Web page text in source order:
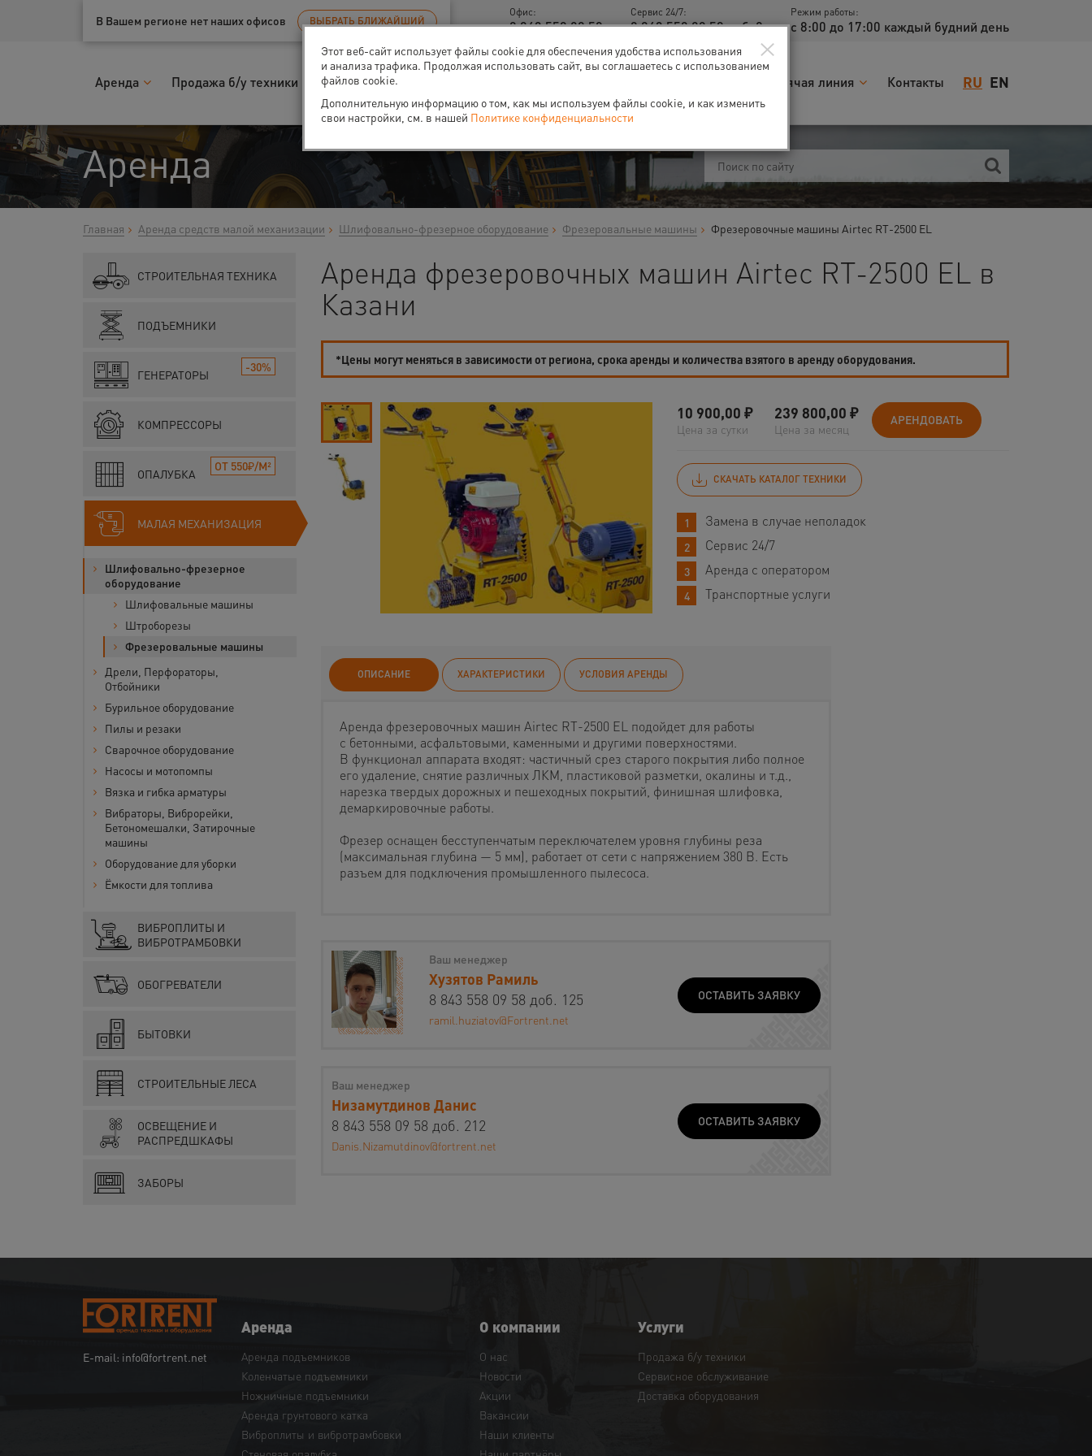
Ваш город:Казань
В Вашем регионе нет наших офисов ВЫБРАТЬ БЛИЖАЙШИЙ
Офис:
8 843 558 09 58
Сервис 24/7:
8 843 558 09 58 доб. 2
Режим работы:
с 8:00 до 17:00 каждый будний день
RU EN
Аренда Продажа б/у техники Запчасти Горячая линия Контакты
Аренда
Главная Аренда средств малой механизации Шлифовально-фрезерное оборудование Фрезеровальные машины Фрезеровочные машины Airtec RT-2500 EL
СТРОИТЕЛЬНАЯ ТЕХНИКА
ПОДЪЕМНИКИ
ГЕНЕРАТОРЫ
-30%
КОМПРЕССОРЫ
ОПАЛУБКА
ОТ 550₽/М²
МАЛАЯ МЕХАНИЗАЦИЯ
Шлифовально-фрезерное
оборудование
Шлифовальные машины
Штроборезы
Фрезеровальные машины
Дрели, Перфораторы,
Отбойники
Бурильное оборудование
Пилы и резаки
Сварочное оборудование
Насосы и мотопомпы
Вязка и гибка арматуры
Вибраторы, Виброрейки,
Бетономешалки, Затирочные
машины
Оборудование для уборки
Ёмкости для топлива
ВИБРОПЛИТЫ И
ВИБРОТРАМБОВКИ
ОБОГРЕВАТЕЛИ
БЫТОВКИ
СТРОИТЕЛЬНЫЕ ЛЕСА
ОСВЕЩЕНИЕ И
РАСПРЕДШКАФЫ
ЗАБОРЫ
Аренда фрезеровочных машин Airtec RT-2500 EL в
Казани
*Цены могут меняться в зависимости от региона, срока аренды и количества взятого в аренду оборудования.
10 900,00 ₽
Цена за сутки
239 800,00 ₽
Цена за месяц
АРЕНДОВАТЬ
СКАЧАТЬ КАТАЛОГ ТЕХНИКИ
Замена в случае неполадок
Сервис 24/7
Аренда с оператором
Транспортные услуги
ОПИСАНИЕ ХАРАКТЕРИСТИКИ УСЛОВИЯ АРЕНДЫ
Аренда фрезеровочных машин Airtec RT-2500 EL подойдет для работы
с бетонными, асфальтовыми, каменными и другими поверхностями.
В функционал аппарата входят: частичный срез старого покрытия либо полное
его удаление, снятие различных ЛКМ, пластиковой разметки, окалины и т.д.,
нарезка твердых дорожных и пешеходных покрытий, финишная шлифовка,
демаркировочные работы.
Фрезер оснащен бесступенчатым переключателем уровня глубины реза
(максимальная глубина — 5 мм), работает от сети с напряжением 380 В. Есть
разъем для подключения промышленного пылесоса.
Ваш менеджер
Хузятов Рамиль
8 843 558 09 58 доб. 125
ramil.huziatov@Fortrent.net
ОСТАВИТЬ ЗАЯВКУ
Ваш менеджер
Низамутдинов Данис
8 843 558 09 58 доб. 212
Danis.Nizamutdinov@fortrent.net
ОСТАВИТЬ ЗАЯВКУ
E-mail: info@fortrent.net
Аренда
Аренда подъемников
Коленчатые подъемники
Ножничные подъемники
Аренда грунтового катка
Виброплиты и вибротрамбовки
О компании
О нас
Новости
Акции
Вакансии
Наши клиенты
Услуги
Продажа б/у техники
Сервисное обслуживание
Доставка оборудования
×
Этот веб-сайт использует файлы cookie для обеспечения удобства использования
и анализа трафика. Продолжая использовать сайт, вы соглашаетесь с использованием
файлов cookie.
Дополнительную информацию о том, как мы используем файлы cookie, и как изменить
свои настройки, см. в нашей Политике конфиденциальности